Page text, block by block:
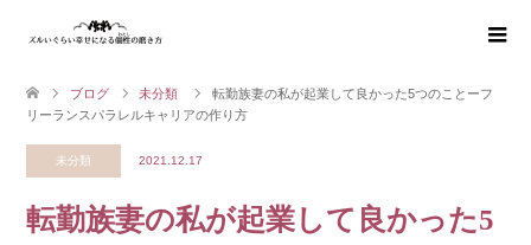
ブログ 未分類
転勤族妻の私が起業して良かった5つのことーフ
リーランスパラレルキャリアの作り方
未分類 2021.12.17
転勤族妻の私が起業して良かった5